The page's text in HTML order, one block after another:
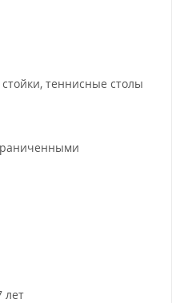
теннисные столы
лет